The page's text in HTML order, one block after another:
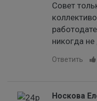
Совет
никогда
Ответить
Носкова